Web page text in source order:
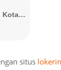
situs